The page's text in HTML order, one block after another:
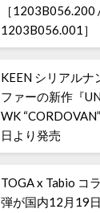
［1203B056.200
1203B056.001］
KEEN シリアルナ
ファーの新作『
WK
日より発売
TOGA x Tabio コ
弾が国内12月19